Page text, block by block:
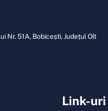
Nr. 51A, Bobicești, Județul Olt
Link-